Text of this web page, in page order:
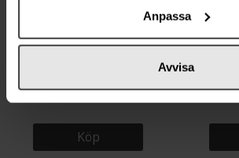
Anpassa
Avvisa
37 kr
Olivolja 120g
Köp
18 kr